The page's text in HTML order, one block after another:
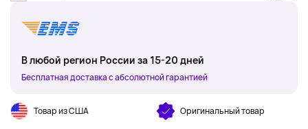
В любой регион России за 15-20 дней
Бесплатная доставка с абсолютной гарантией
Товар из США Оригинальный товар